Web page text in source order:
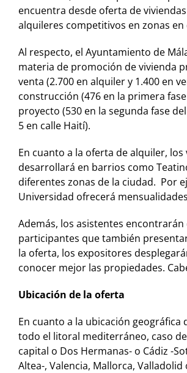
encuentra desde oferta de viviendas
alquileres competitivos en zonas
Al respecto, el Ayuntamiento de
materia de promoción de vivienda
venta (2.700 en alquiler y 1.400 en
construcción (476 en la primera
proyecto (530 en la segunda fase
5 en calle Haití).
En cuanto a la oferta de alquiler,
desarrollará en barrios como
diferentes zonas de la ciudad. Por
Universidad ofrecerá
Además, los asistentes
participantes que también
la oferta, los expositores
conocer mejor las propiedades.
Ubicación de la oferta
En cuanto a la ubicación
todo el litoral mediterráneo, caso
capital o Dos Hermanas- o Cádiz -
Altea-, Valencia, Mallorca, Valladolid